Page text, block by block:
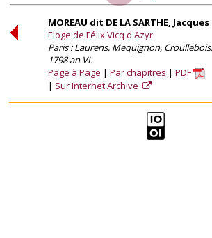
MOREAU dit DE LA SARTHE,
Eloge de Félix Vicq d'Azyr
Paris : Laurens, Mequignon,
1798 an VI.
Page à Page
Par chapitres
PDF
Sur Internet Archive